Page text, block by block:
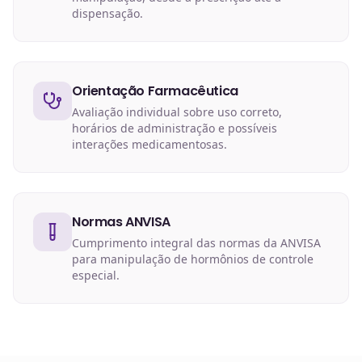
dispensação.
Orientação Farmacêutica
Avaliação individual sobre uso correto,
horários de administração e possíveis
interações medicamentosas.
Normas ANVISA
Cumprimento integral das normas da ANVISA
para manipulação de hormônios de controle
especial.